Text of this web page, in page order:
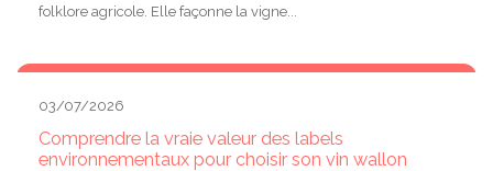
folklore agricole. Elle façonne la vigne...
03/07/2026
Comprendre la vraie valeur des labels
environnementaux pour choisir son vin wallon